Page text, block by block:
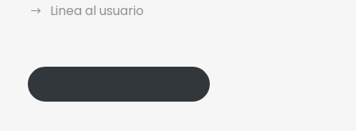
Linea al usuario